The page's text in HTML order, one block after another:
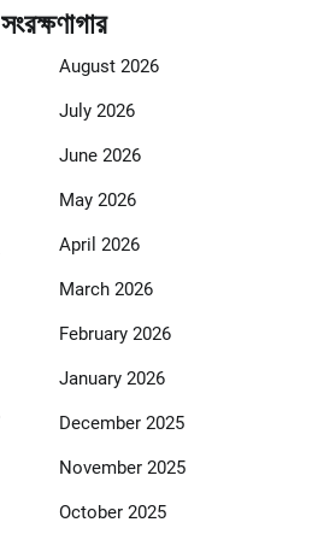
সংরক্ষণাগার
August 2026
July 2026
June 2026
May 2026
April 2026
March 2026
February 2026
January 2026
December 2025
November 2025
October 2025